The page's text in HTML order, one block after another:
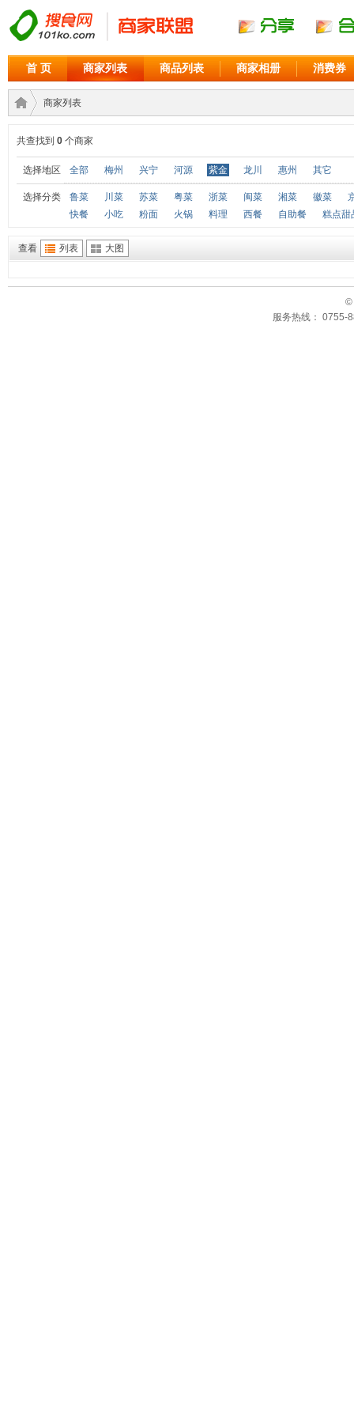
首 页 商家列表 商品列表 商家相册 消费券
商家›
商家列表
共查找到 0 个商家
选择地区 全部 梅州 兴宁 河源 紫金 龙川 惠州 其它
选择分类 鲁菜 川菜 苏菜 粤菜 浙菜 闽菜 湘菜 徽菜
快餐
小吃 粉面 火锅 料理 西餐 自助餐 糕点甜
查看 列表 大图
©
服务热线： 0755-